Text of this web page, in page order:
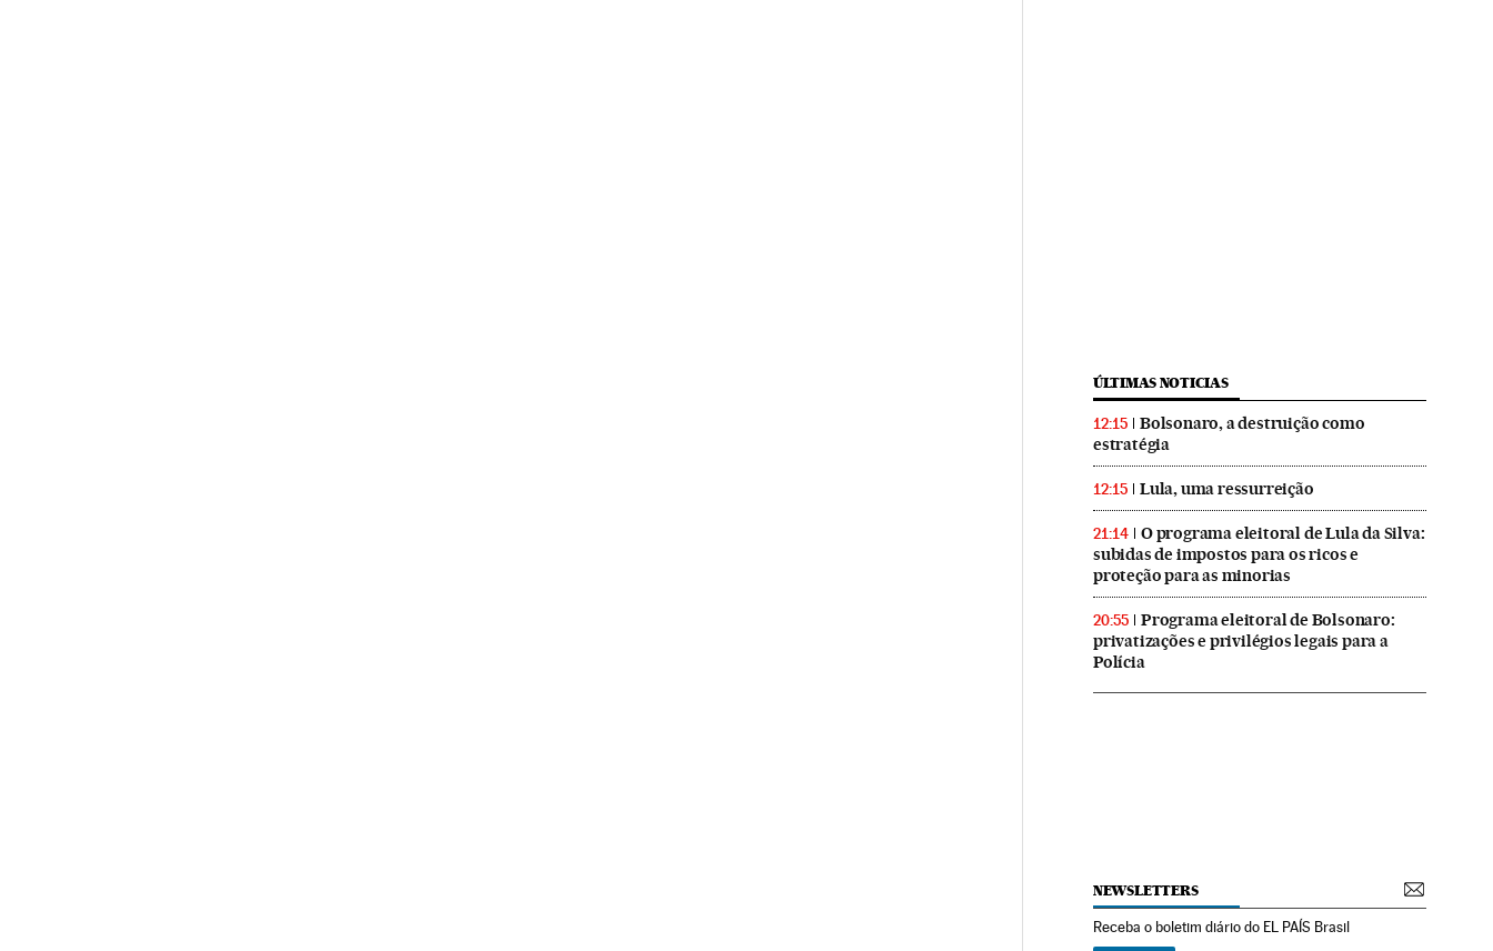
ÚLTIMAS NOTICIAS
12:15
Bolsonaro, a destruição como
estratégia
12:15 Lula, uma ressurreição
21:14
O programa eleitoral de Lula da Silva:
subidas de impostos para os ricos e
proteção para as minorias
20:55
Programa eleitoral de Bolsonaro:
privatizações e privilégios legais para a
Polícia
NEWSLETTERS
Receba o boletim diário do EL PAÍS Brasil